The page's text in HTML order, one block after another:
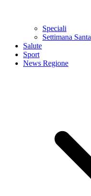
Speciali
Settimana Santa
Salute
Sport
News Regione